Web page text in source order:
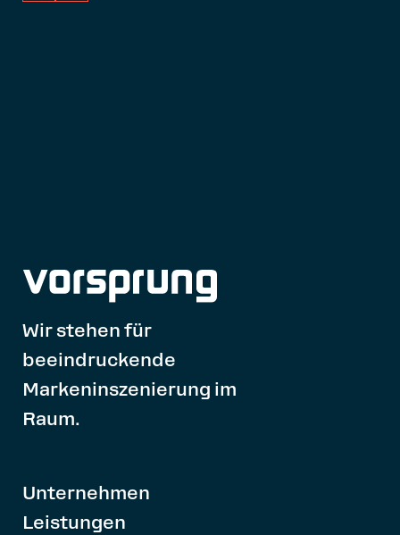
Wir stehen für
beeindruckende
Markeninszenierung im
Raum.
Unternehmen
Leistungen